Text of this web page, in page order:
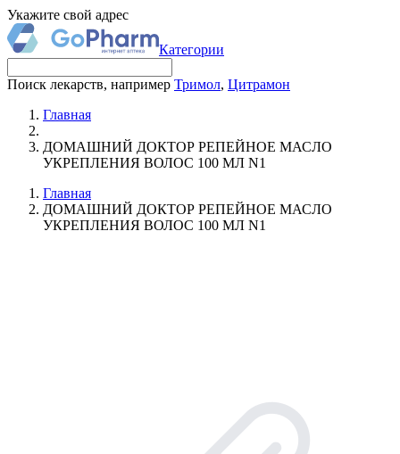
Укажите свой адрес
Категории
Поиск лекарств, например Тримол, Цитрамон
Главная
ДОМАШНИЙ ДОКТОР РЕПЕЙНОЕ МАСЛО
УКРЕПЛЕНИЯ ВОЛОС 100 МЛ N1
Главная
ДОМАШНИЙ ДОКТОР РЕПЕЙНОЕ МАСЛО
УКРЕПЛЕНИЯ ВОЛОС 100 МЛ N1